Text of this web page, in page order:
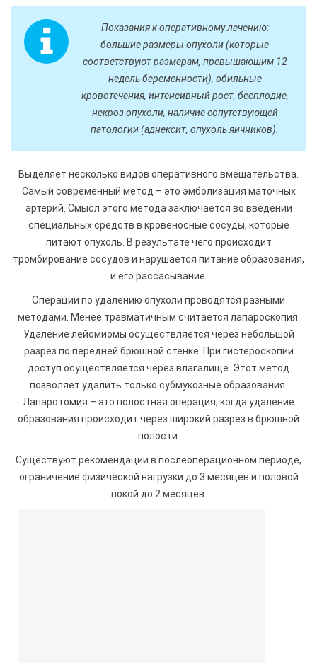
Показания к оперативному лечению:
большие размеры опухоли (которые
соответствуют размерам, превышающим 12
недель беременности), обильные
кровотечения, интенсивный рост, бесплодие,
некроз опухоли, наличие сопутствующей
патологии (аднексит, опухоль яичников).
Выделяет несколько видов оперативного вмешательства.
Самый современный метод – это эмболизация маточных
артерий. Смысл этого метода заключается во введении
специальных средств в кровеносные сосуды, которые
питают опухоль. В результате чего происходит
тромбирование сосудов и нарушается питание образования,
и его рассасывание.
Операции по удалению опухоли проводятся разными
методами. Менее травматичным считается лапароскопия.
Удаление лейомиомы осуществляется через небольшой
разрез по передней брюшной стенке. При гистероскопии
доступ осуществляется через влагалище. Этот метод
позволяет удалить только субмукозные образования.
Лапаротомия – это полостная операция, когда удаление
образования происходит через широкий разрез в брюшной
полости.
Существуют рекомендации в послеоперационном периоде,
ограничение физической нагрузки до 3 месяцев и половой
покой до 2 месяцев.